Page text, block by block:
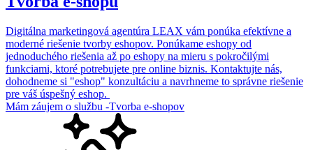
Digitálna marketingová agentúra LEAX vám ponúka efektívne a
moderné riešenie tvorby eshopov. Ponúkame eshopy od
jednoduchého riešenia až po eshopy na mieru s pokročilými
funkciami, ktoré potrebujete pre online biznis. Kontaktujte nás,
dohodneme si "eshop" konzultáciu a navrhneme to správne riešenie
pre váš úspešný eshop.
Mám záujem o službu -Tvorba e-shopov